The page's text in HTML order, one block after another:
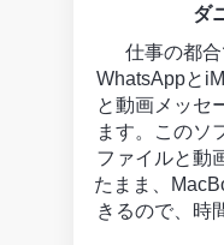
エ
新しいiPhone
ールを使っ
WhatsAppの
声メッセージ
ァイルサイズ
ププロセスも